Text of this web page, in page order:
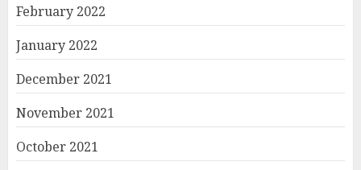
February 2022
January 2022
December 2021
November 2021
October 2021